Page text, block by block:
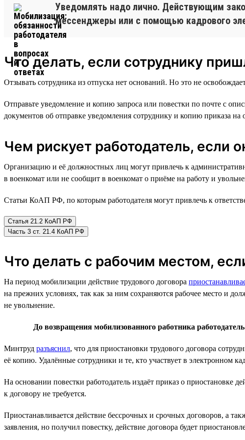
Уведомлять надо лично. Действующим
мессенджеры или с помощью кадрового
Что делать, если сотруднику
Отзывать сотрудника из отпуска нет оснований. Но это не
Отправьте уведомление и копию запроса или повестки по почте с
документов об отправке уведомления сотруднику и копию приказа на
Чем рискует работодатель, если
Организацию и её должностных лиц могут привлечь к
в военкомат или не сообщит в военкомат о приёме на работу и
Статьи КоАП РФ, по которым работодателя могут привлечь к
Статья 21.2 КоАП РФ
Часть 3 ст. 21.4 КоАП РФ
Что делать с рабочим местом,
На период мобилизации действие трудового договора
на прежних условиях, так как за ним сохраняются рабочее место и
не увольнение.
До возвращения мобилизованного работника
Минтруд разъяснил, что для приостановки трудового договора
её копию. Удалённые сотрудники и те, кто участвует в электронном
На основании повестки работодатель издаёт приказ о приостановке
к договору не требуется.
Приостанавливается действие бессрочных и срочных договоров, а
заявления, но получил повестку, действие договора будет